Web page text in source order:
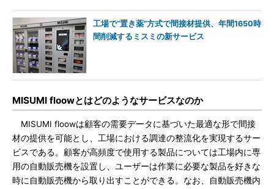
工場で“置き薬”方式で間接材提供、年間1650時
間削減するミスミの新サービス
MISUMI floowとはどのようなサービスなのか
MISUMI floowは顧客の需要データに基づいた最適な形で間接
材の提供を可能とし、工場における調達の整流化を実現するサー
ビスである。顧客が高頻度で使用する製品については工場内に専
用の自動販売機を設置し、ユーザーは作業に必要な製品を好きな
時に自動販売機から取り出すことができる。なお、自動販売機内